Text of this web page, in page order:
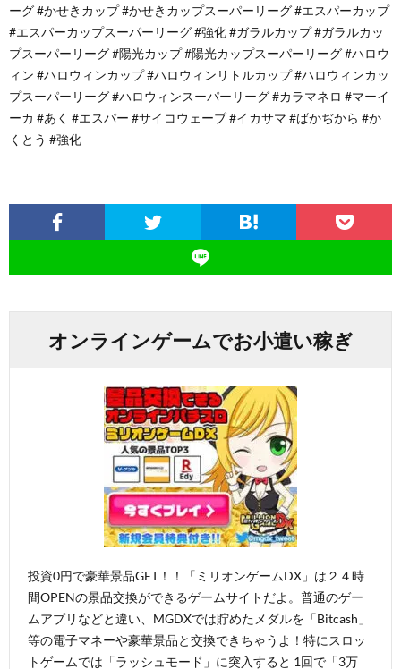
ーグ #かせきカップ #かせきカップスーパーリーグ #エスパーカップ
#エスパーカップスーパーリーグ #強化 #ガラルカップ #ガラルカッ
プスーパーリーグ #陽光カップ #陽光カップスーパーリーグ #ハロウ
ィン #ハロウィンカップ #ハロウィンリトルカップ #ハロウィンカッ
プスーパーリーグ #ハロウィンスーパーリーグ #カラマネロ #マーイ
ーカ #あく #エスパー #サイコウェーブ #イカサマ #ばかぢから #か
くとう #強化
オンラインゲームでお小遣い稼ぎ
投資0円で豪華景品GET！！「ミリオンゲームDX」は２４時
間OPENの景品交換ができるゲームサイトだよ。普通のゲー
ムアプリなどと違い、MGDXでは貯めたメダルを「Bitcash」
等の電子マネーや豪華景品と交換できちゃうよ！特にスロッ
トゲームでは「ラッシュモード」に突入すると 1回で「3万